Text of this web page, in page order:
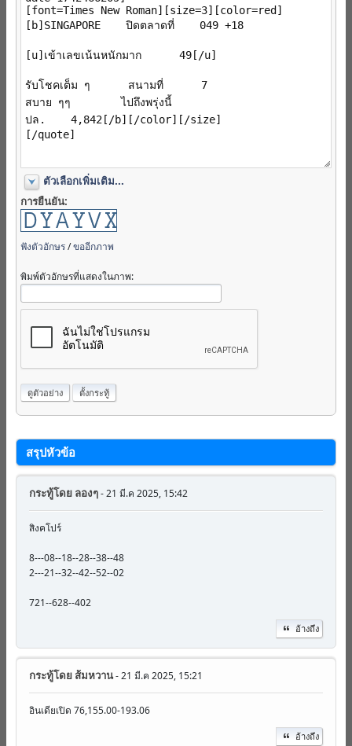
ตัวเลือกเพิ่มเติม...
การยืนยัน:
ฟังตัวอักษร/ขออีกภาพ
พิมพ์ตัวอักษรที่แสดงในภาพ:
สรุปหัวข้อ
กระทู้โดย ลองๆ- 21 มี.ค 2025, 15:42
สิงคโปร์
8---08--18--28--38--48
2---21--32--42--52--02
721--628--402
อ้างถึง
กระทู้โดย ส้มหวาน- 21 มี.ค 2025, 15:21
อินเดียเปิด 76,155.00-193.06
อ้างถึง